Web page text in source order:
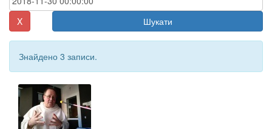
X Шукати
Знайдено 3 записи.